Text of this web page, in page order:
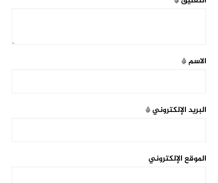
الاسم*
البريد الإلكتروني*
الموقع الإلكتروني